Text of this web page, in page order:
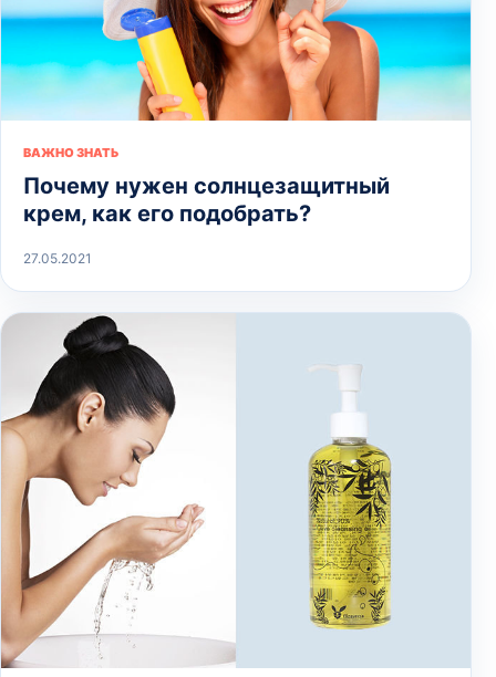
ВАЖНО ЗНАТЬ
Почему нужен солнцезащитный
крем, как его подобрать?
27.05.2021